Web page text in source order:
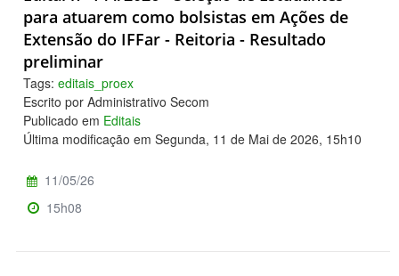
para atuarem como bolsistas em Ações de
Extensão do IFFar - Reitoria - Resultado
preliminar
Tags: editais_proex
Escrito por Administrativo Secom
Publicado em Editais
Última modificação em Segunda, 11 de Mai de 2026, 15h10
11/05/26
15h08